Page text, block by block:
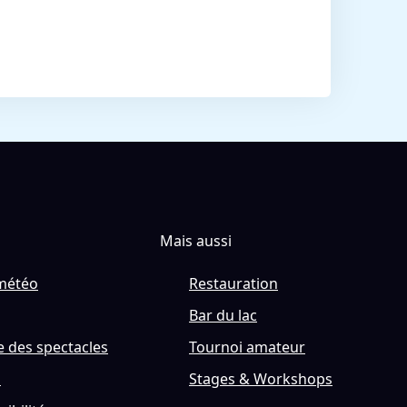
des spectacles
Mais aussi
Restauration
Bar du lac
Tournoi amateur
Stages & Workshops